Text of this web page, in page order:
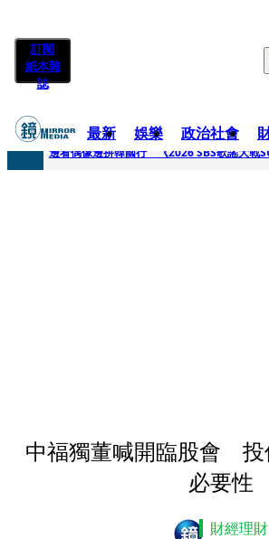
訂閱
紙本雜
誌
最新 娛樂 政治社會
快訊
中福獨董喊開臨股會 投
必要性
財經理財